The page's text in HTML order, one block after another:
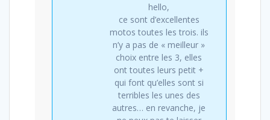
hello,
ce sont d’excellentes
motos toutes les trois. ils
n’y a pas de « meilleur »
choix entre les 3, elles
ont toutes leurs petit +
qui font qu’elles sont si
terribles les unes des
autres… en revanche, je